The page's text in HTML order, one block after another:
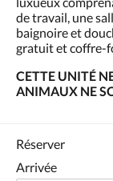
de travail, une
baignoire et
gratuit et coffre-
CETTE UNITÉ
ANIMAUX NE
Réserver
Arrivée